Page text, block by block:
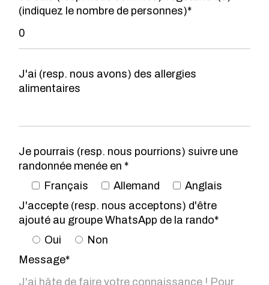
(indiquez le nombre de personnes)*
J'ai (resp. nous avons) des allergies
alimentaires
Je pourrais (resp. nous pourrions) suivre une
randonnée menée en *
Français
Allemand
Anglais
J'accepte (resp. nous acceptons) d'être
ajouté au groupe WhatsApp de la rando*
Oui
Non
Message*